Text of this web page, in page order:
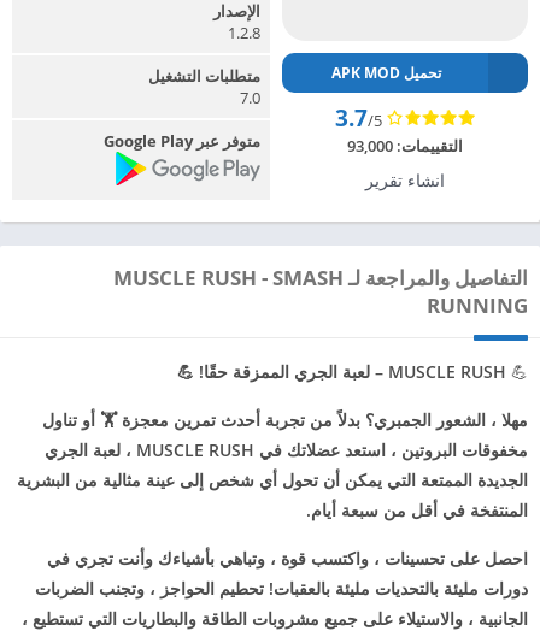
تحميل APK MOD
3.7/5
التقييمات: 93,000
انشاء تقرير
الإصدار
1.2.8
متطلبات التشغيل
7.0
متوفر عبر Google Play
التفاصيل والمراجعة لـ MUSCLE RUSH - SMASH
RUNNING
💪 MUSCLE RUSH – لعبة الجري الممزقة حقًا! 💪
مهلا ، الشعور الجمبري؟ بدلاً من تجربة أحدث تمرين معجزة 🏋️ أو تناول
مخفوقات البروتين ، استعد عضلاتك في MUSCLE RUSH ، لعبة الجري
الجديدة الممتعة التي يمكن أن تحول أي شخص إلى عينة مثالية من البشرية
المنتفخة في أقل من سبعة أيام.
احصل على تحسينات ، واكتسب قوة ، وتباهي بأشياءك وأنت تجري في
دورات مليئة بالتحديات مليئة بالعقبات! تحطيم الحواجز ، وتجنب الضربات
الجانبية ، والاستيلاء على جميع مشروبات الطاقة والبطاريات التي تستطيع ،